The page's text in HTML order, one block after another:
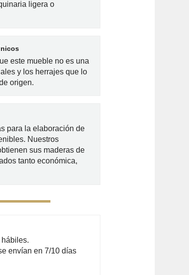
ligera o
este mueble no es una
y los herrajes que lo
origen.
para la elaboración de
Nuestros
sus maderas de
tanto económica,
envían en 7/10 días